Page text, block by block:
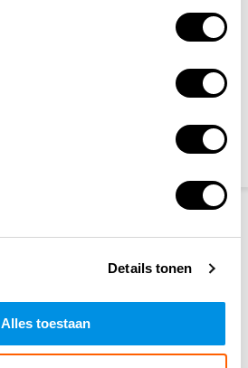
Details tonen
Alles toestaan
besteld, zelfde dag